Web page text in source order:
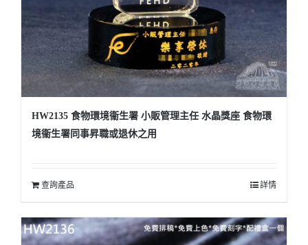
HW2135 食物環境衞生署 小販管理主任 水晶獎座 食物環
境衞生署同事昇職或退休之用
查詢產品 詳情